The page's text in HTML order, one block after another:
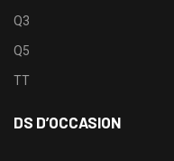
Q3
Q5
TT
DS D’OCCASION